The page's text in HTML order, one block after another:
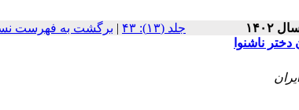
‫جلد (۱۳): ۴۳ | برگشت به فهرست
ناشنوا